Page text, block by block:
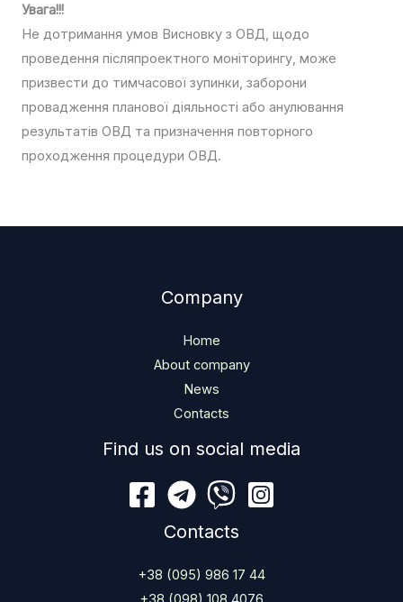
Увага!!!
Не дотримання умов Висновку з ОВД, щодо
проведення післяпроектного моніторингу, може
призвести до тимчасової зупинки, заборони
провадження планової діяльності або анулювання
результатів ОВД та призначення повторного
проходження процедури ОВД.
Company
Home
About company
News
Contacts
Find us on social media
Contacts
+38 (095) 986 17 44